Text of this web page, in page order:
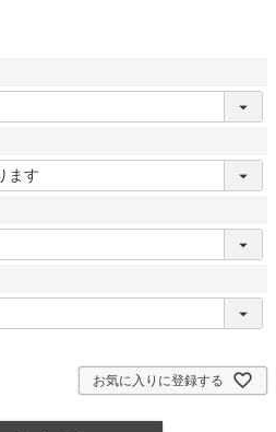
お気に入りに登録する